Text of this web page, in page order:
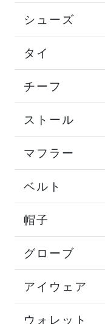
シューズ
タイ
チーフ
ストール
マフラー
ベルト
帽子
グローブ
アイウェア
ウォレット